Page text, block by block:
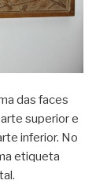
das faces
superior e
inferior. No
etiqueta